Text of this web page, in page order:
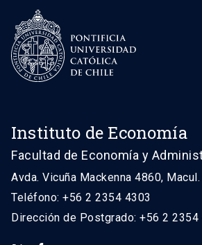
Instituto de Economía
Facultad de Economía y
Avda. Vicuña Mackenna 4860,
Teléfono: +56 2 2354 4303
Dirección de Postgrado: +56 2 2354